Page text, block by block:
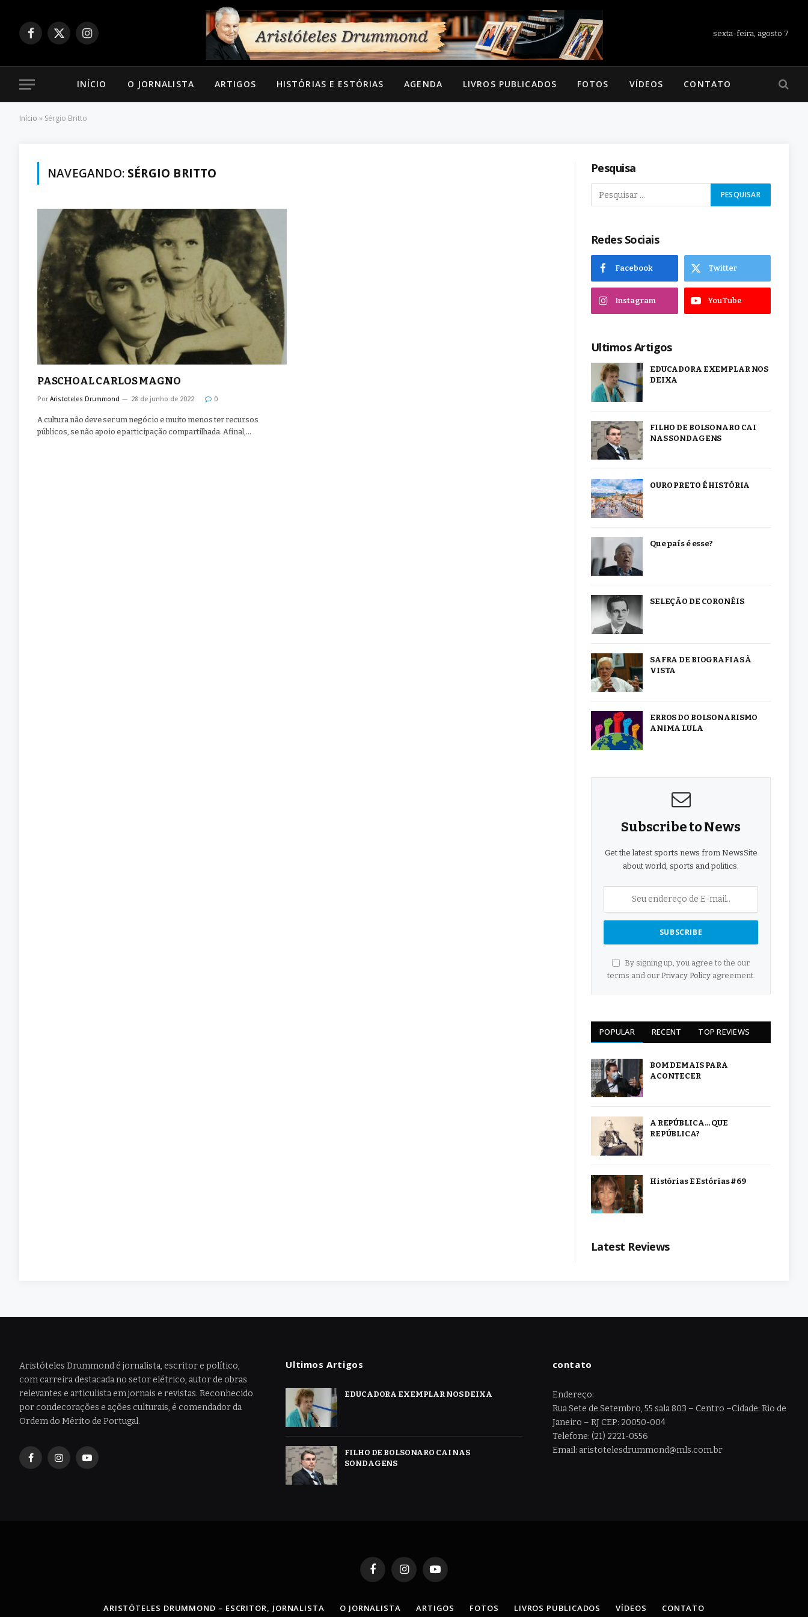
Facebook
X
Instagram
sexta-feira, agosto 7
INÍCIO O JORNALISTA ARTIGOS HISTÓRIAS E ESTÓRIAS AGENDA LIVROS PUBLICADOS FOTOS VÍDEOS CONTATO
Início » Sérgio Britto
NAVEGANDO: SÉRGIO BRITTO
PASCHOAL CARLOS MAGNO
Por Aristoteles Drummond 28 de junho de 2022 0
A cultura não deve ser um negócio e muito menos ter recursos
públicos, se não apoio e participação compartilhada. Afinal,…
Pesquisa
Redes Sociais
Facebook Twitter
Instagram YouTube
Ultimos Artigos
EDUCADORA EXEMPLAR NOS
DEIXA
FILHO DE BOLSONARO CAI
NAS SONDAGENS
OURO PRETO É HISTÓRIA
Que país é esse?
SELEÇÃO DE CORONÉIS
SAFRA DE BIOGRAFIAS À
VISTA
ERROS DO BOLSONARISMO
ANIMA LULA
Subscribe to News
Get the latest sports news from NewsSite
about world, sports and politics.
By signing up, you agree to the our
terms and our Privacy Policyagreement.
POPULAR RECENT TOP REVIEWS
BOM DEMAIS PARA
ACONTECER
A REPÚBLICA… QUE
REPÚBLICA?
Histórias E Estórias #69
Latest Reviews
Aristóteles Drummond é jornalista, escritor e político,
com carreira destacada no setor elétrico, autor de obras
relevantes e articulista em jornais e revistas. Reconhecido
por condecorações e ações culturais, é comendador da
Ordem do Mérito de Portugal.
FacebookInstagramYouTube
Ultimos Artigos
EDUCADORA EXEMPLAR NOS DEIXA
FILHO DE BOLSONARO CAI NAS
SONDAGENS
contato
Endereço:
Rua Sete de Setembro, 55 sala 803 – Centro –Cidade: Rio de
Janeiro – RJ CEP: 20050-004
Telefone: (21) 2221-0556
Email: aristotelesdrummond@mls.com.br
FacebookInstagramYouTube
ARISTÓTELES DRUMMOND – ESCRITOR, JORNALISTA O JORNALISTA ARTIGOS FOTOS LIVROS PUBLICADOS VÍDEOS CONTATO